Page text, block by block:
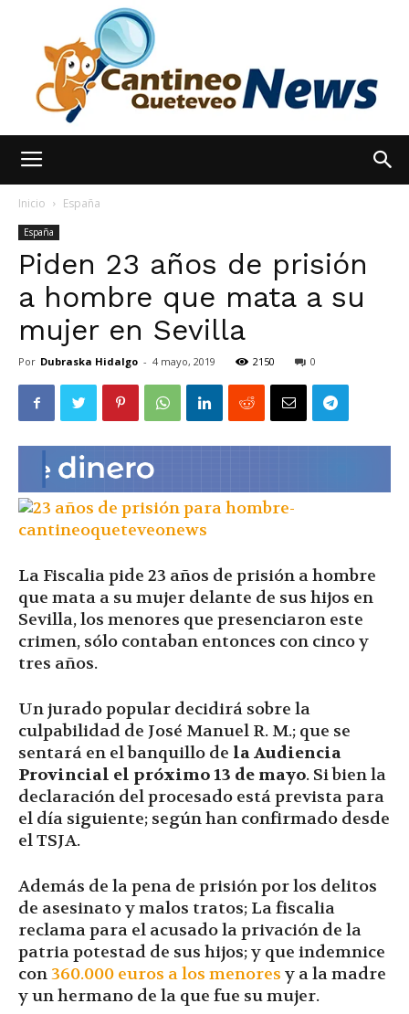
Noticias
hoy
|
Ultima
Hora
Inicio España
España
Piden 23 años de prisión
a hombre que mata a su
mujer en Sevilla
Por Dubraska Hidalgo - 4 mayo, 2019 2150 0
La Fiscalia pide 23 años de prisión a hombre
que mata a su mujer delante de sus hijos en
Sevilla, los menores que presenciaron este
crimen, sólo contaban entonces con cinco y
tres años.
Un jurado popular decidirá sobre la
culpabilidad de José Manuel R. M.; que se
sentará en el banquillo de la Audiencia
Provincial el próximo 13 de mayo. Si bien la
declaración del procesado está prevista para
el día siguiente; según han confirmado desde
el TSJA.
Además de la pena de prisión por los delitos
de asesinato y malos tratos; La fiscalia
reclama para el acusado la privación de la
patria potestad de sus hijos; y que indemnice
con360.000 euros a los menores y a la madre
y un hermano de la que fue su mujer.